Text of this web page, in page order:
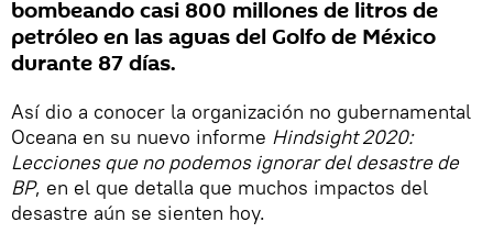
bombeando casi 800 millones de litros de
petróleo en las aguas del Golfo de México
durante 87 días.
Así dio a conocer la organización no gubernamental
Oceana en su nuevo informe Hindsight 2020:
Lecciones que no podemos ignorar del desastre de
BP, en el que detalla que muchos impactos del
desastre aún se sienten hoy.